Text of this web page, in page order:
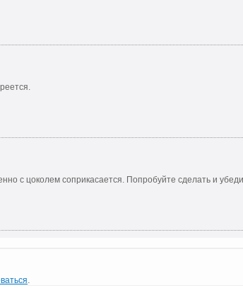
с цоколем соприкасается. Попробуйте сделать и